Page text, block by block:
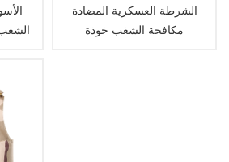
الشرطة العسكرية المضادة
مكافحة الشغب خوذة